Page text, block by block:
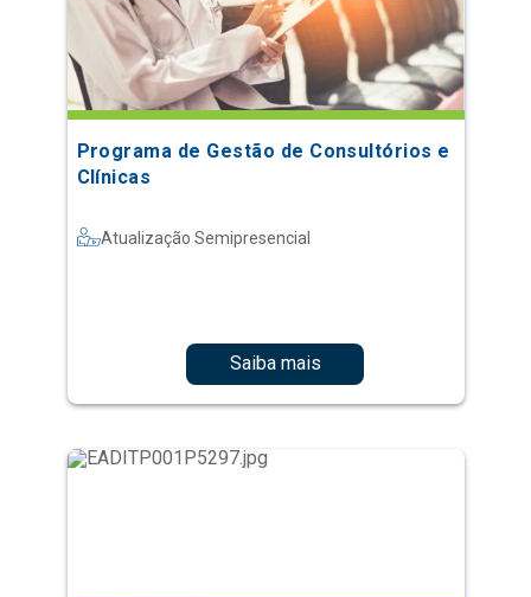
Programa de Gestão de Consultórios e
Clínicas
Atualização Semipresencial
Saiba mais